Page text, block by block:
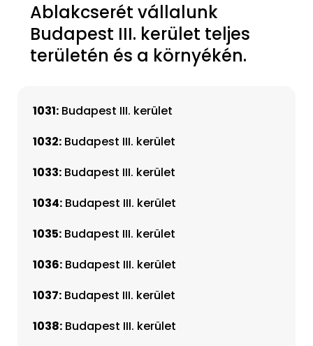
Ablakcserét vállalunk
Budapest III. kerület teljes
területén és a környékén.
1031: Budapest III. kerület
1032: Budapest III. kerület
1033: Budapest III. kerület
1034: Budapest III. kerület
1035: Budapest III. kerület
1036: Budapest III. kerület
1037: Budapest III. kerület
1038: Budapest III. kerület